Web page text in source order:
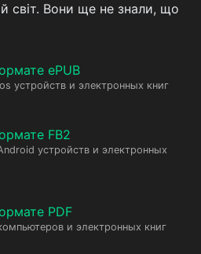
світ. Вони ще не знали, що
ePUB
устройств и электронных книг
FB2
устройств и электронных
PDF
и электронных книг